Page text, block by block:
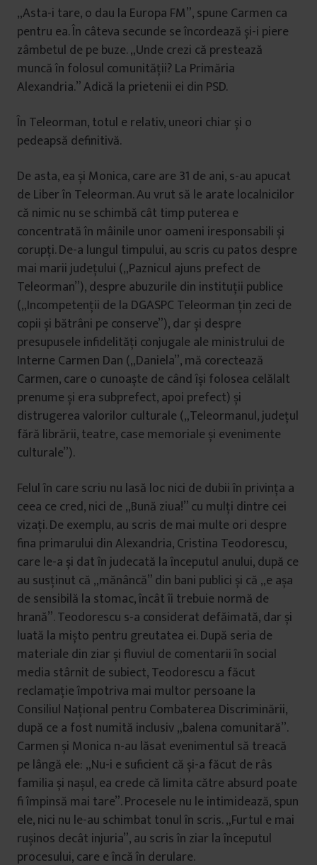
„Asta-i tare, o dau la Europa FM”, spune Carmen ca
pentru ea. În câteva secunde se încordează și-i piere
zâmbetul de pe buze. „Unde crezi că prestează
muncă în folosul comunității? La Primăria
Alexandria.” Adică la prietenii ei din PSD.
În Teleorman, totul e relativ, uneori chiar și o
pedeapsă definitivă.
De asta, ea și Monica, care are 31 de ani, s-au apucat
de Liber în Teleorman. Au vrut să le arate localnicilor
că nimic nu se schimbă cât timp puterea e
concentrată în mâinile unor oameni iresponsabili și
corupți. De-a lungul timpului, au scris cu patos despre
mai marii județului („Paznicul ajuns prefect de
Teleorman”), despre abuzurile din instituții publice
(„Incompetenții de la DGASPC Teleorman țin zeci de
copii și bătrâni pe conserve”), dar și despre
presupusele infidelități conjugale ale ministrului de
Interne Carmen Dan („Daniela”, mă corectează
Carmen, care o cunoaște de când își folosea celălalt
prenume și era subprefect, apoi prefect) și
distrugerea valorilor culturale („Teleormanul, județul
fără librării, teatre, case memoriale și evenimente
culturale”).
Felul în care scriu nu lasă loc nici de dubii în privința a
ceea ce cred, nici de „Bună ziua!” cu mulți dintre cei
vizați. De exemplu, au scris de mai multe ori despre
fina primarului din Alexandria, Cristina Teodorescu,
care le-a și dat în judecată la începutul anului, după ce
au susținut că „mănâncă” din bani publici și că „e așa
de sensibilă la stomac, încât îi trebuie normă de
hrană”. Teodorescu s-a considerat defăimată, dar și
luată la mișto pentru greutatea ei. După seria de
materiale din ziar și fluviul de comentarii în social
media stârnit de subiect, Teodorescu a făcut
reclamație împotriva mai multor persoane la
Consiliul Național pentru Combaterea Discriminării,
după ce a fost numită inclusiv „balena comunitară”.
Carmen și Monica n-au lăsat evenimentul să treacă
pe lângă ele: „Nu-i e suficient că și-a făcut de râs
familia și nașul, ea crede că limita către absurd poate
fi împinsă mai tare”. Procesele nu le intimidează, spun
ele, nici nu le-au schimbat tonul în scris. „Furtul e mai
rușinos decât injuria”, au scris în ziar la începutul
procesului, care e încă în derulare.